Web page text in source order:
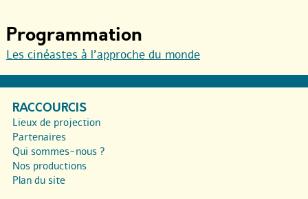
Programmation
Les cinéastes à l’approche du monde
RACCOURCIS
Lieux de projection
Partenaires
Qui sommes-nous ?
Nos productions
Plan du site